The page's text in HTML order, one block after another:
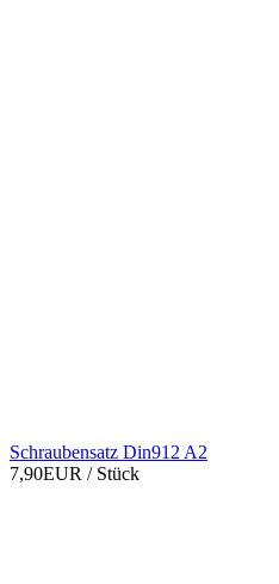
Schraubensatz Din912 A2
7,90EUR / Stück